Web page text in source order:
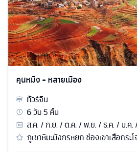
คุนหมิง + หลายเมือง
ทัวร์จีน
6วัน5 คืน
ส.ค. / ก.ย. / ต.ค. / พ.ย. / ธ.ค. / ม.ค.
ภูเขาหิมะมังกรหยก ช่องเขาเสือกระ